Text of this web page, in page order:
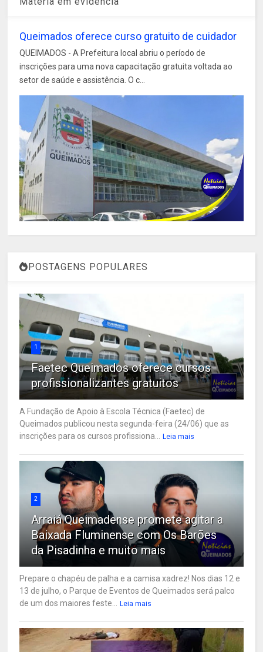
Queimados oferece curso gratuito de cuidador
QUEIMADOS - A Prefeitura local abriu o período de
inscrições para uma nova capacitação gratuita voltada ao
setor de saúde e assistência. O c...
POSTAGENS POPULARES
1
Faetec Queimados oferece cursos
profissionalizantes gratuitos
A Fundação de Apoio à Escola Técnica (Faetec) de
Queimados publicou nesta segunda-feira (24/06) que as
inscrições para os cursos profissiona...
Leia mais
2
Arraiá Queimadense promete agitar a
Baixada Fluminense com Os Barões
da Pisadinha e muito mais
Prepare o chapéu de palha e a camisa xadrez! Nos dias 12 e
13 de julho, o Parque de Eventos de Queimados será palco
de um dos maiores feste...
Leia mais